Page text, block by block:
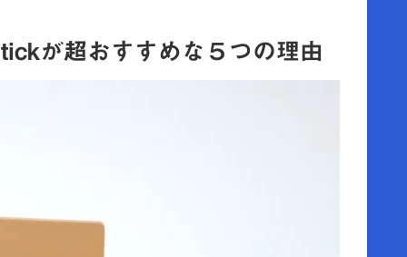
が超おすすめな５つの理由